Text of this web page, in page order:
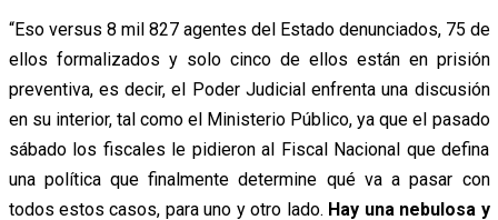
“Eso versus 8 mil 827 agentes del Estado denunciados, 75 de
ellos formalizados y solo cinco de ellos están en prisión
preventiva, es decir, el Poder Judicial enfrenta una discusión
en su interior, tal como el Ministerio Público, ya que el pasado
sábado los fiscales le pidieron al Fiscal Nacional que defina
una política que finalmente determine qué va a pasar con
todos estos casos, para uno y otro lado. Hay una nebulosa y